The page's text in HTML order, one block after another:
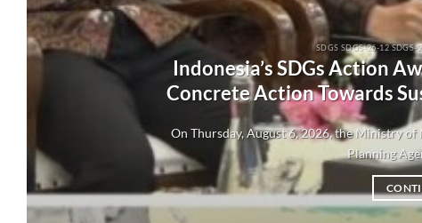
SDGS SDGS-26-12
Indonesia’s SDGs Action
Concrete Action Towards
On Thursday, August 6, 2026, the Ministry
Planning